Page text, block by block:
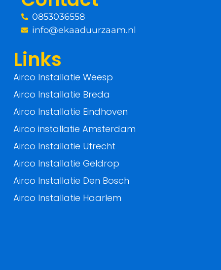
k
-
0853036558
info@ekaaduurzaam.nl
Links
Airco Installatie Weesp
Airco Installatie Breda
Airco Installatie Eindhoven
Airco installatie Amsterdam
Airco Installatie Utrecht
Airco Installatie Geldrop
Airco Installatie Den Bosch
Airco Installatie Haarlem